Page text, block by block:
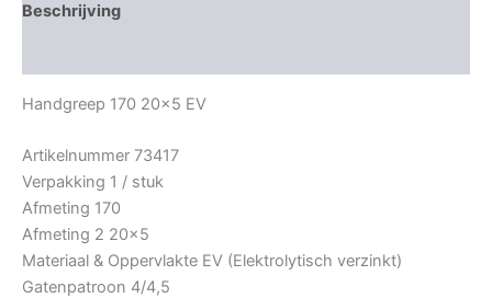
Beschrijving
Handgreep 170 20×5 EV
Artikelnummer 73417
Verpakking 1 / stuk
Afmeting 170
Afmeting 2 20×5
Materiaal & Oppervlakte EV (Elektrolytisch verzinkt)
Gatenpatroon 4/4,5